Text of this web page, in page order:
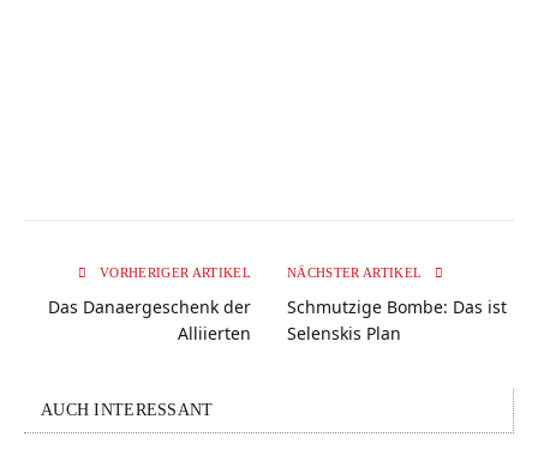
VORHERIGER ARTIKEL
Das Danaergeschenk der
Alliierten
NÄCHSTER ARTIKEL
Schmutzige Bombe: Das ist
Selenskis Plan
AUCH INTERESSANT